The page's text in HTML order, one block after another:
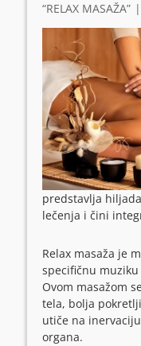
“RELAX MASAŽA”
predstavlja
lečenja i čini
Relax masaža je
specifičnu
Ovom masažom
tela, bolja
utiče na
organa.